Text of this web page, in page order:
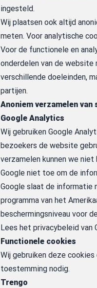
ingesteld.
Wij plaatsen ook altijd
meten. Voor analytische
Voor de functionele en
onderdelen van de website
verschillende doeleinden,
partijen.
Anoniem verzamelen
Google Analytics
Wij gebruiken Google
bezoekers de website
verzamelen kunnen we
Google niet toe om de
Google slaat de informatie
programma van het
beschermingsniveau voor
Lees het privacybeleid van
Functionele cookies
Wij gebruiken deze
toestemming nodig.
Trengo